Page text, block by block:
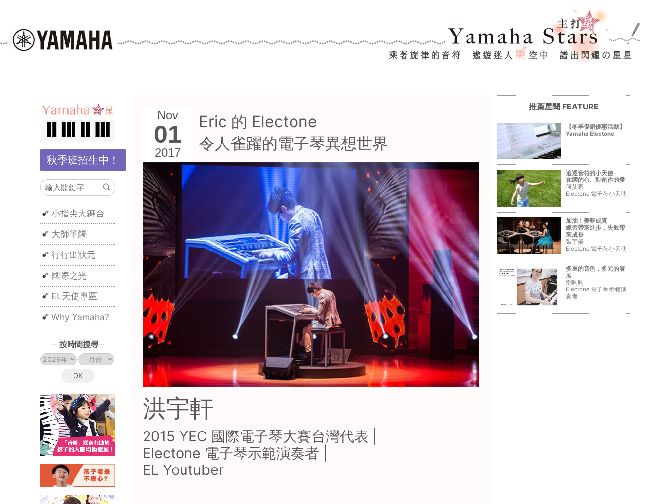
秋季班招生中！
小指尖大舞台
大師筆觸
行行出狀元
國際之光
EL天使專區
Why Yamaha?
按時間搜尋
Nov
01
2017
Eric 的 Electone
令人雀躍的電子琴異想世界
洪宇軒
2015 YEC 國際電子琴大賽台灣代表 |
Electone 電子琴示範演奏者 |
EL Youtuber
推薦星聞 FEATURE
【冬季促銷優惠活動】
Yamaha Electone
追逐音符的小天使
雀躍的心、對創作的愛
何艾家
Electone 電子琴小天使
加油！美夢成真
練習帶來進步，失敗帶
來成長
張宇晏
Electone 電子琴小天使
多重的音色，多元的發
展
劉昀昀
Electone 電子琴示範演
奏者